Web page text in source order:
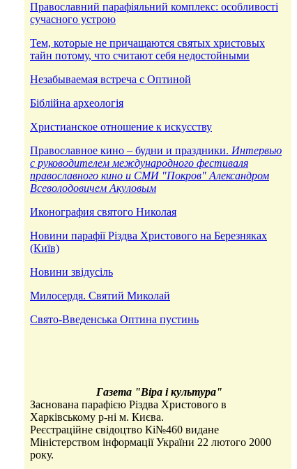
Православний парафiяльний комплекс: особливостi
сучасного устрою
Тем, которые не причащаются святых христовых
тайн потому, что считают себя недостойными
Незабываемая встреча с Оптиной
Біблійна археологія
Христианское отношение к искусству
Православное кино – будни и праздники. Интервью
с руководителем международного фестиваля
православного кино и СМИ "Покров" Александром
Всеволодовичем Акуловым
Иконография святого Николая
Новини парафiї Рiздва Христового на Березняках
(Київ)
Новини звідусіль
Милосердя. Святий Миколай
Свято-Введенська Оптина пустинь
Газета "Вiра i культура"
Заснована парафією Різдва Христового в
Харківському р-ні м. Києва.
Реєстраційне свідоцтво Кі№460 видане
Міністерством iнформації України 22 лютого 2000
року.